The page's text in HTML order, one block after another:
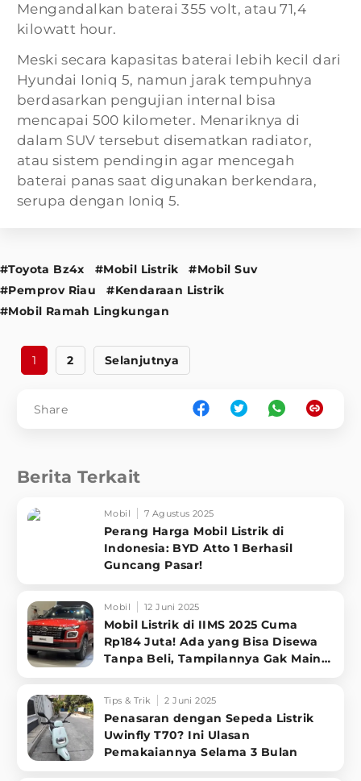
Mengandalkan baterai 355 volt, atau 71,4
kilowatt hour.
Meski secara kapasitas baterai lebih kecil dari
Hyundai Ioniq 5, namun jarak tempuhnya
berdasarkan pengujian internal bisa
mencapai 500 kilometer. Menariknya di
dalam SUV tersebut disematkan radiator,
atau sistem pendingin agar mencegah
baterai panas saat digunakan berkendara,
serupa dengan Ioniq 5.
#Toyota Bz4x #Mobil Listrik
#Mobil Suv
#Pemprov Riau
#Kendaraan Listrik
#Mobil Ramah Lingkungan
1 2 Selanjutnya
Share
Berita Terkait
Mobil 7 Agustus 2025
Perang Harga Mobil Listrik di
Indonesia: BYD Atto 1 Berhasil
Guncang Pasar!
Mobil 12 Juni 2025
Mobil Listrik di IIMS 2025 Cuma
Rp184 Juta! Ada yang Bisa Disewa
Tanpa Beli, Tampilannya Gak Main-
Tips & Trik 2 Juni 2025
Penasaran dengan Sepeda Listrik
Uwinfly T70? Ini Ulasan
Pemakaiannya Selama 3 Bulan